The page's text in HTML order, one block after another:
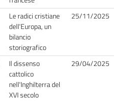
Le radici cristiane
dell'Europa, un
bilancio
storiografico
25/11/2025
Il dissenso
cattolico
nell'Inghilterra del
XVI secolo
29/04/2025